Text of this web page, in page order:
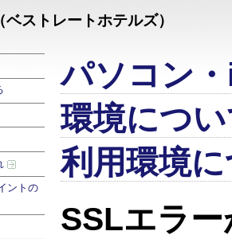
ストレートホテルズ）
ントの
パソコン
環境につ
利用環境
SSLエラ